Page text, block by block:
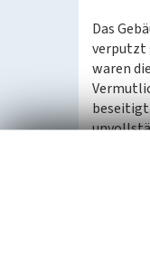
Das
verputzt
waren
Die
und